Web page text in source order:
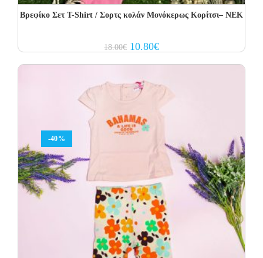
Βρεφίκο Σετ T-Shirt / Σορτς κολάν Μονόκερως Κορίτσι– NEK
18.00€ Original
price
10.80€Current
price
-40%